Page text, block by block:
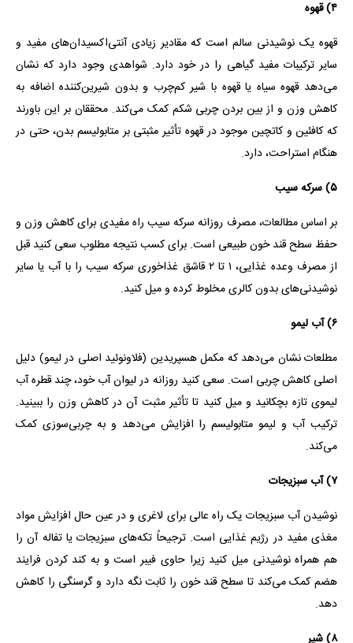
۴) قهوه
قهوه یک نوشیدنی سالم است که مقادیر زیادی آنتی‌اکسیدان‌های مفید و
سایر ترکیبات مفید گیاهی را در خود دارد. شواهدی وجود دارد که نشان
می‌دهد قهوه سیاه یا قهوه با شیر کم‌چرب و بدون شیرین‌کننده‌ اضافه به
کاهش وزن و از بین بردن چربی شکم کمک می‌کند. محققان بر این باورند
که کافئین و کاتچین موجود در قهوه تأثیر مثبتی بر متابولیسم بدن، حتی در
هنگام استراحت، دارد.
۵) سرکه سیب
بر اساس مطالعات، مصرف روزانه سرکه سیب راه مفیدی برای کاهش وزن و
حفظ سطح قند خون طبیعی است. برای کسب نتیجه مطلوب سعی کنید قبل
از مصرف وعده غذایی، ۱ تا ۲ قاشق غذاخوری سرکه سیب را با آب یا سایر
نوشیدنی‌های بدون کالری مخلوط کرده و میل کنید.
۶) آب لیمو
مطلعات نشان می‌دهد که مکمل هسپریدین (فلاونوئید اصلی در لیمو) دلیل
اصلی کاهش چربی است. سعی کنید روزانه در لیوان آب خود، چند قطره آب
لیموی تازه بچکانید و میل کنید تا تأثیر مثبت آن در کاهش وزن را ببینید.
ترکیب آب و لیمو متابولیسم را افزایش می‌دهد و به چربی‌سوزی کمک
می‌کند.
۷) آب سبزیجات
نوشیدن آب سبزیجات یک راه عالی برای لاغری و در عین حال افزایش مواد
مغذی مفید در رژیم غذایی است. ترجیحاً تکه‌های سبزیجات یا تفاله آن را
هم همراه نوشیدنی میل کنید زیرا حاوی فیبر است و به کند کردن فرایند
هضم کمک می‌کند تا سطح قند خون را ثابت نگه دارد و گرسنگی را کاهش
دهد.
۸) شیر